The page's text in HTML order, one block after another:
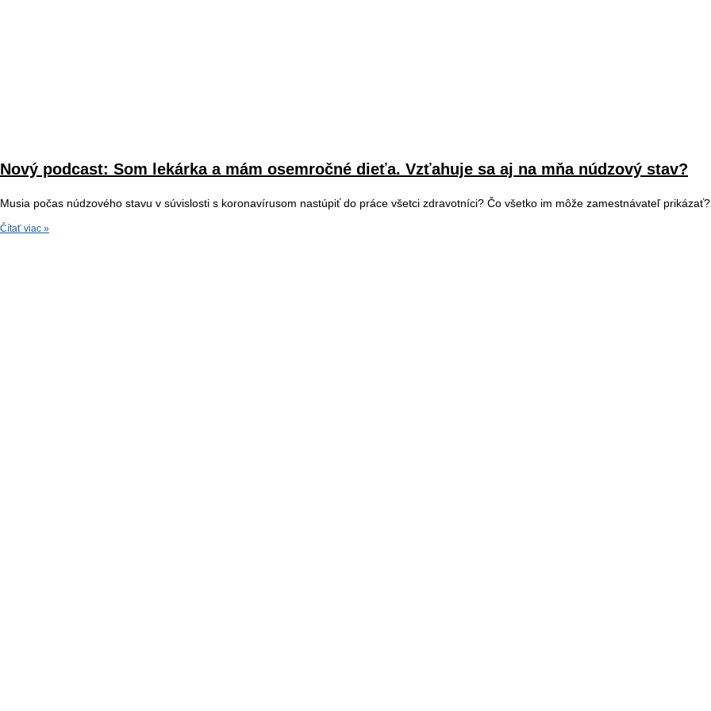
Nový podcast: Som lekárka a mám osemročné dieťa. Vzťahuje sa aj na mňa núdzový stav?
Musia počas núdzového stavu v súvislosti s koronavírusom nastúpiť do práce všetci zdravotníci? Čo všetko im môže zamestnávateľ
Čítať viac »